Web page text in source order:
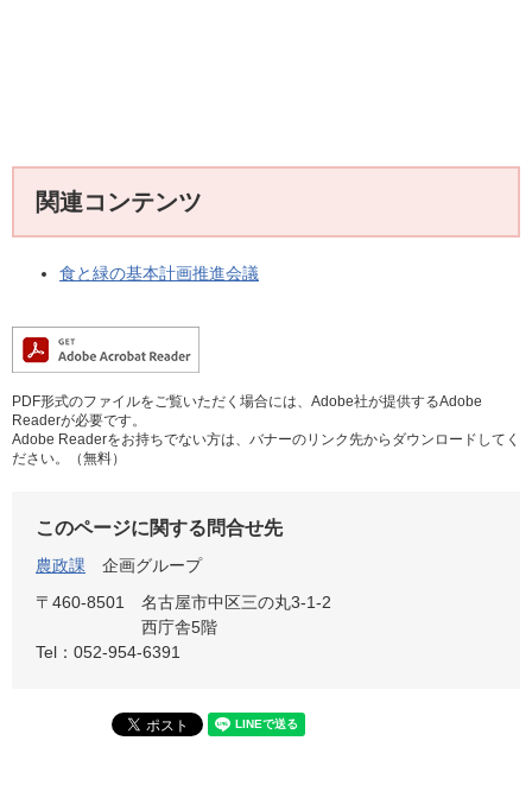
関連コンテンツ
食と緑の基本計画推進会議
PDF形式のファイルをご覧いただく場合には、Adobe社が提供するAdobe
Readerが必要です。
Adobe Readerをお持ちでない方は、バナーのリンク先からダウンロードしてく
ださい。（無料）
このページに関する問合せ先
農政課
企画グループ
〒460-8501
名古屋市中区三の丸3-1-2
西庁舎5階
Tel：052-954-6391